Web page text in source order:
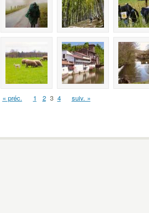
« préc. 1 2 3 4 suiv. »